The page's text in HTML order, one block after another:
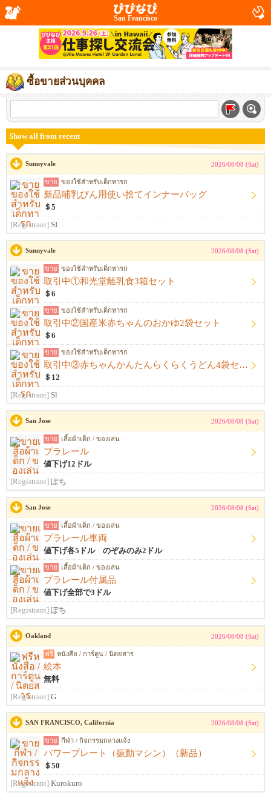
San Francisco
ซื้อขายส่วนบุคคล
Show all from recent
Sunnyvale 2026/08/08 (Sat)
ขาย ของใช้สำหรับเด็กทารก
新品哺乳びん用使い捨てインナーバッグ
＄5
[Registrant] SI
Sunnyvale 2026/08/08 (Sat)
ขาย ของใช้สำหรับเด็กทารก
取引中①和光堂離乳食3箱セット
＄6
ขาย ของใช้สำหรับเด็กทารก
取引中②国産米赤ちゃんのおかゆ2袋セット
＄6
ขาย ของใช้สำหรับเด็กทารก
取引中③赤ちゃんかんたんらくらくうどん4袋セット
＄12
[Registrant] Sl
San Jose 2026/08/08 (Sat)
ขาย เสื้อผ้าเด็ก / ของเล่น
プラレール
値下げ12ドル
[Registrant] ぽち
San Jose 2026/08/08 (Sat)
ขาย เสื้อผ้าเด็ก / ของเล่น
プラレール車両
値下げ各5ドル のぞみのみ2ドル
ขาย เสื้อผ้าเด็ก / ของเล่น
プラレール付属品
値下げ全部で3ドル
[Registrant] ぽち
Oakland 2026/08/08 (Sat)
ฟรี หนังสือ / การ์ตูน / นิตยสาร
絵本
無料
[Registrant] G
SAN FRANCISCO, California 2026/08/08 (Sat)
ขาย กีฬา / กิจกรรมกลางแจ้ง
パワープレート（振動マシン）（新品）
＄50
[Registrant] Kurokuro